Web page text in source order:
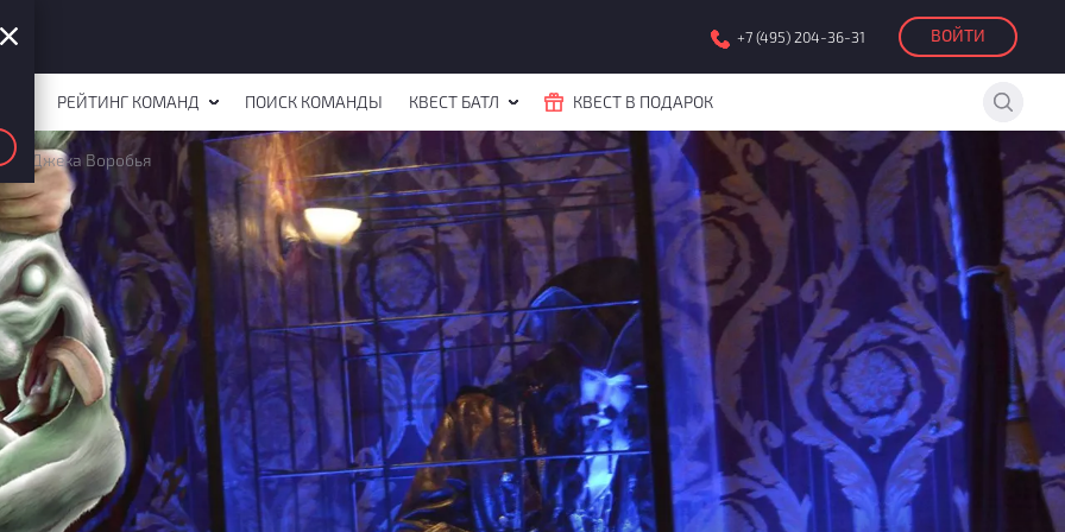
+7 (495) 204-36-31 ВОЙТИ
РЕЙТИНГ КОМАНД ПОИСК КОМАНДЫ КВЕСТ БАТЛ КВЕСТ В ПОДАРОК
Джека Воробья